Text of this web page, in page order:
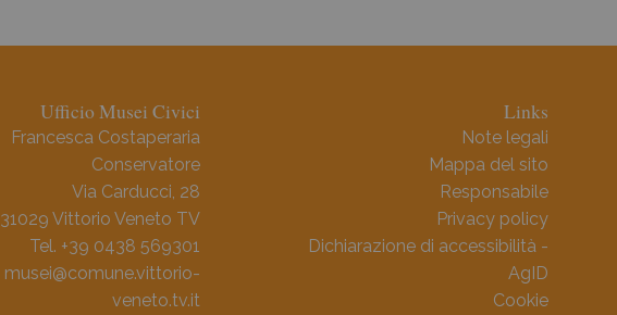
Ufficio Musei Civici
Francesca Costaperaria
Conservatore
Via Carducci, 28
31029 Vittorio Veneto TV
Tel. +39 0438 569301
musei@comune.vittorio-
veneto.tv.it
Links
Note legali
Mappa del sito
Responsabile
Privacy policy
Dichiarazione di accessibilità -
AgID
Cookie